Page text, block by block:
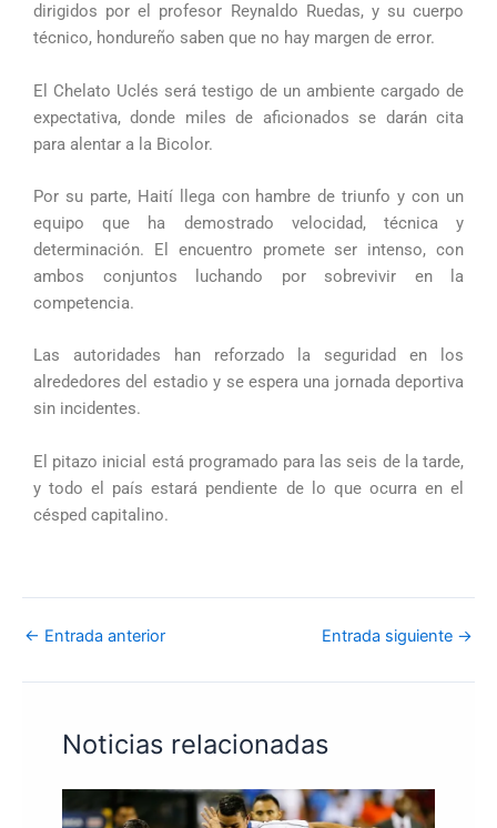
dirigidos por el profesor Reynaldo Ruedas, y su cuerpo
técnico, hondureño saben que no hay margen de error.
El Chelato Uclés será testigo de un ambiente cargado de
expectativa, donde miles de aficionados se darán cita
para alentar a la Bicolor.
Por su parte, Haití llega con hambre de triunfo y con un
equipo que ha demostrado velocidad, técnica y
determinación. El encuentro promete ser intenso, con
ambos conjuntos luchando por sobrevivir en la
competencia.
Las autoridades han reforzado la seguridad en los
alrededores del estadio y se espera una jornada deportiva
sin incidentes.
El pitazo inicial está programado para las seis de la tarde,
y todo el país estará pendiente de lo que ocurra en el
césped capitalino.
← Entrada anterior Entrada siguiente →
Noticias relacionadas